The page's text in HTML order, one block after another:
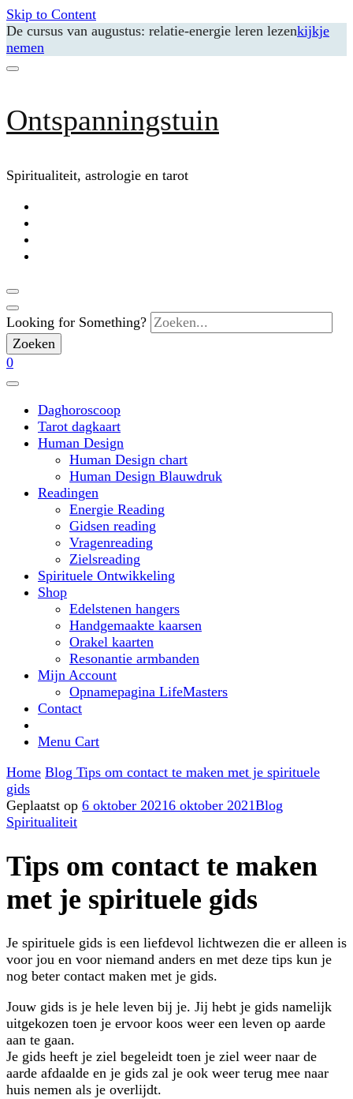
Skip to Content
De cursus van augustus: relatie-energie leren lezenkijkje
nemen
Ontspanningstuin
Spiritualiteit, astrologie en tarot
Looking for Something?
0
Daghoroscoop
Tarot dagkaart
Human Design
Human Design chart
Human Design Blauwdruk
Readingen
Energie Reading
Gidsen reading
Vragenreading
Zielsreading
Spirituele Ontwikkeling
Shop
Edelstenen hangers
Handgemaakte kaarsen
Orakel kaarten
Resonantie armbanden
Mijn Account
Opnamepagina LifeMasters
Contact
Menu Cart
Home Blog Tips om contact te maken met je spirituele
gids
Geplaatst op 6 oktober 20216 oktober 2021Blog
Spiritualiteit
Tips om contact te maken
met je spirituele gids
Je spirituele gids is een liefdevol lichtwezen die er alleen is
voor jou en voor niemand anders en met deze tips kun je
nog beter contact maken met je gids.
Jouw gids is je hele leven bij je. Jij hebt je gids namelijk
uitgekozen toen je ervoor koos weer een leven op aarde
aan te gaan.
Je gids heeft je ziel begeleidt toen je ziel weer naar de
aarde afdaalde en je gids zal je ook weer terug mee naar
huis nemen als je overlijdt.